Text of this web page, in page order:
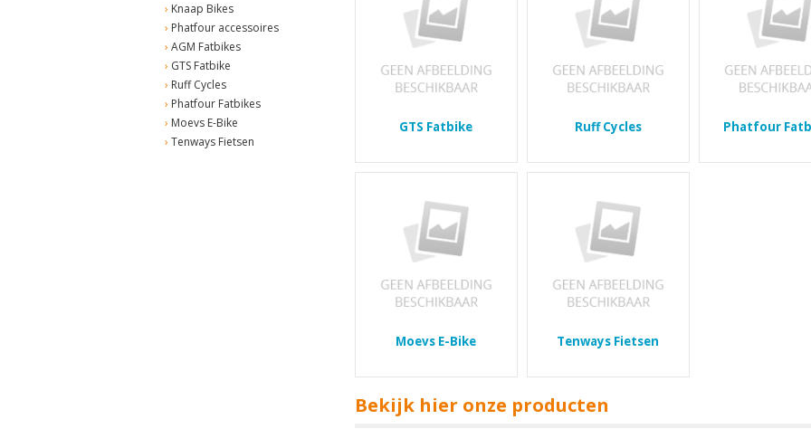
Knaap Bikes
Phatfour accessoires
AGM Fatbikes
GTS Fatbike
Ruff Cycles
Phatfour Fatbikes
Moevs E-Bike
Tenways Fietsen
GTS Fatbike Ruff Cycles Phatfour
Moevs E-Bike Tenways Fietsen
Bekijk hier onze producten